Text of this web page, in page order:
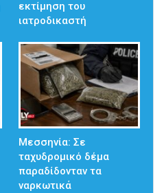
εκτίμηση του
ιατροδικαστή
Μεσσηνία: Σε
ταχυδρομικό δέμα
παραδίδονταν τα
ναρκωτικά